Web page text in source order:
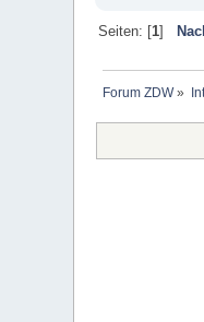
Seiten: [1]
Forum ZDW»